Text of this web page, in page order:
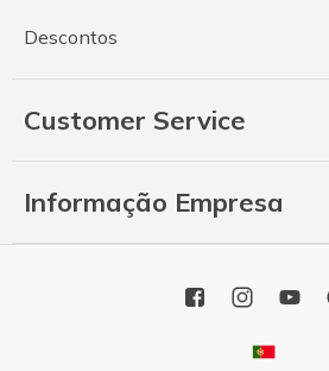
Descontos
Customer Service
Informação Empresa